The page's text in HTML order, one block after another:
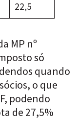
22,5
MP nº
só
quando
o que
podendo
de 27,5%